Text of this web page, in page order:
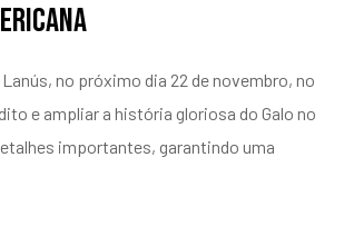
no próximo dia 22 de novembro, no
e ampliar a história gloriosa do Galo no
importantes, garantindo uma